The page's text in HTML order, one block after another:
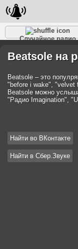
Случайное радио
Разговорное
Beatsole на
Beatsole – это
"before i wake", "velvet
Beatsole можно
"Радио Imagination",
Найти во ВКонтакте
Найти в Сбер.Звуке